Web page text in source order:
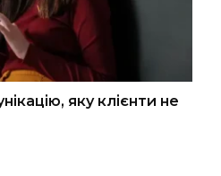
яку клієнти не